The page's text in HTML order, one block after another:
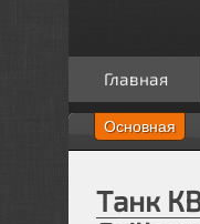
Главная
Основная
Танк